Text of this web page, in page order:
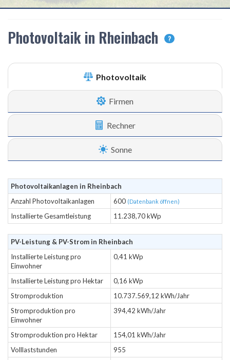
Photovoltaik in Rheinbach ?
Photovoltaik
Firmen
Rechner
Sonne
Photovoltaikanlagen in Rheinbach
Anzahl Photovoltaikanlagen
600 (Datenbank öffnen)
Installierte Gesamtleistung 11.238,70 kWp
PV-Leistung & PV-Strom in Rheinbach
Installierte Leistung pro
Einwohner
0,41 kWp
Installierte Leistung pro Hektar
0,16 kWp
Stromproduktion
10.737.569,12 kWh/Jahr
Stromproduktion pro
Einwohner
394,42 kWh/Jahr
Stromproduktion pro Hektar
154,01 kWh/Jahr
Volllaststunden
955